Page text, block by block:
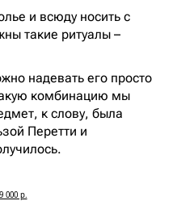
и всюду носить с
такие ритуалы –
надевать его просто
комбинацию мы
к слову, была
Перетти и
000 р.